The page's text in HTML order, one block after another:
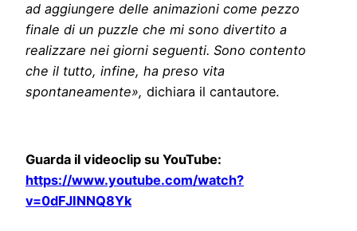
ad aggiungere delle animazioni come pezzo
finale di un puzzle che mi sono divertito a
realizzare nei giorni seguenti. Sono contento
che il tutto, infine, ha preso vita
spontaneamente», dichiara il cantautore.
Guarda il videoclip su YouTube:
https://www.youtube.com/watch?
v=0dFJINNQ8Yk